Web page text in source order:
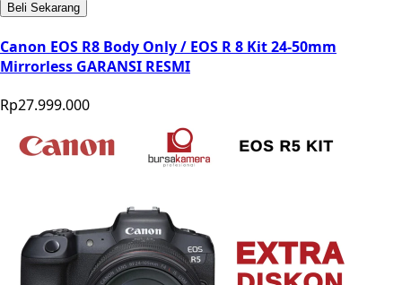
Beli Sekarang
Canon EOS R8 Body Only / EOS R 8 Kit 24-50mm
Mirrorless GARANSI RESMI
Rp27.999.000